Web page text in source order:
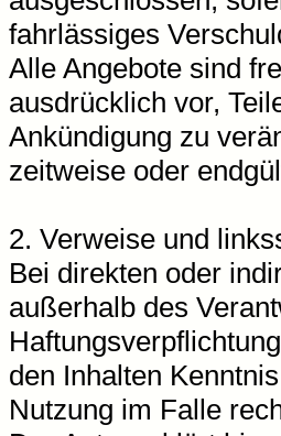
fahrlässiges
Alle Angebote sind
ausdrücklich vor,
Ankündigung zu
zeitweise oder
2. Verweise und
Bei direkten oder
außerhalb des
den Inhalten
Nutzung im Falle